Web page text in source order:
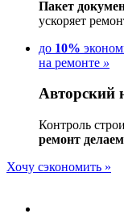
Пакет
ускоряет
до 10%
на ремонте »
Авторский
Контроль
ремонт
Хочу сэкономить »